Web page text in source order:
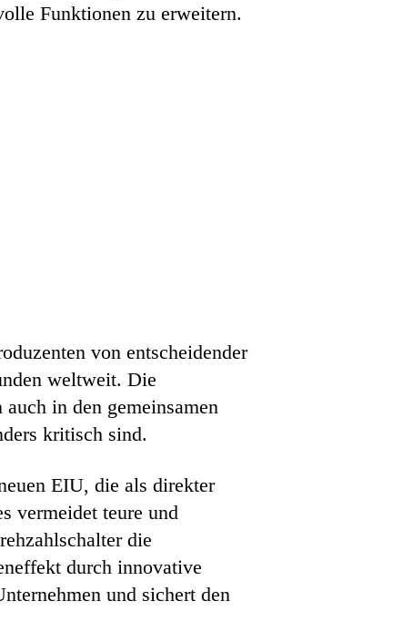
Funktionen zu erweitern.
von entscheidender
weltweit. Die
in den gemeinsamen
kritisch sind.
EIU, die als direkter
vermeidet teure und
die
durch innovative
und sichert den